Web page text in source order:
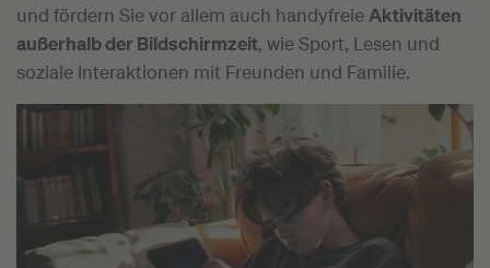
und fördern Sie vor allem auch handyfreieAktivitäten
außerhalb der Bildschirmzeit, wie Sport, Lesen und
soziale Interaktionen mit Freunden und Familie.